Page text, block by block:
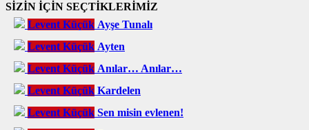
SİZİN İÇİN SEÇTİKLERİMİZ
Levent Küçük Ayşe Tunalı
Levent Küçük Ayten
Levent Küçük Anılar… Anılar…
Levent Küçük Kardelen
Levent Küçük Sen misin evlenen!